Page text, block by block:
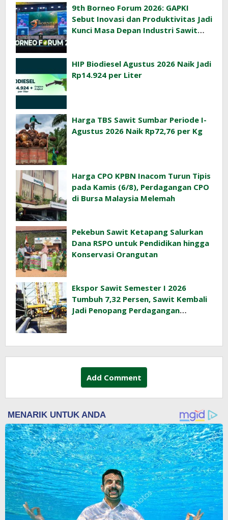
9th Borneo Forum 2026: GAPKI
Sebut Inovasi dan Produktivitas Jadi
Kunci Masa Depan Industri Sawit
HIP Biodiesel Agustus 2026 Naik Jadi
Rp14.924 per Liter
Harga TBS Sawit Sumbar Periode I-
Agustus 2026 Naik Rp72,76 per Kg
Harga CPO KPBN Inacom Turun Tipis
pada Kamis (6/8), Perdagangan CPO
di Bursa Malaysia Melemah
Pekebun Sawit Ketapang Salurkan
Dana RSPO untuk Pendidikan hingga
Konservasi Orangutan
Ekspor Sawit Semester I 2026
Tumbuh 7,32 Persen, Sawit Kembali
Jadi Penopang Perdagangan
Add Comment